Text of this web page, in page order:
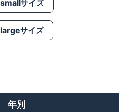
smallサイズ
largeサイズ
年別